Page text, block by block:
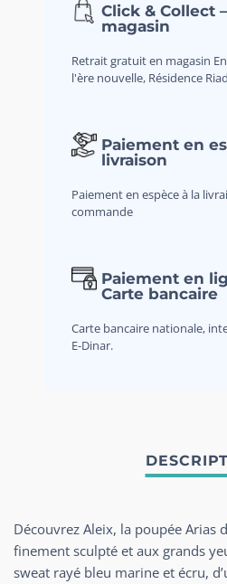
Click & Collect
magasin
Retrait gratuit en magasin
l'ère nouvelle, Résidence
Paiement en
livraison
Paiement en espèce à la
commande
Paiement en
Carte bancaire
Carte bancaire nationale,
E-Dinar.
Découvrez Aleix, la poupée Arias
finement sculpté et aux grands
sweat rayé bleu marine et écru,